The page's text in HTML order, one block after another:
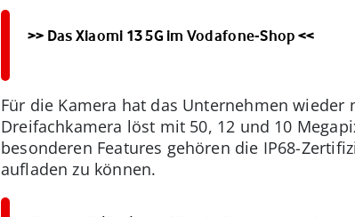
>> Das Xiaomi 13 5G im Vodafone-Shop <<
Für die Kamera hat das Unternehmen
Dreifachkamera löst mit 50, 12 und 10
besonderen Features gehören die IP68-
aufladen zu können.